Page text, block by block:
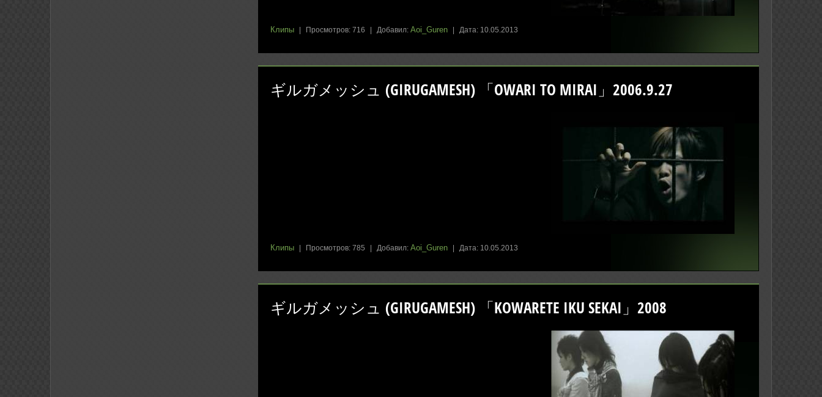
Клипы Просмотров: 716 Добавил: Aoi_Guren Дата: 10.05.2013
ギルガメッシュ (GIRUGAMESH) 「OWARI TO MIRAI」2006.9.27
Клипы Просмотров: 785 Добавил: Aoi_Guren Дата: 10.05.2013
ギルガメッシュ (GIRUGAMESH) 「KOWARETE IKU SEKAI」2008